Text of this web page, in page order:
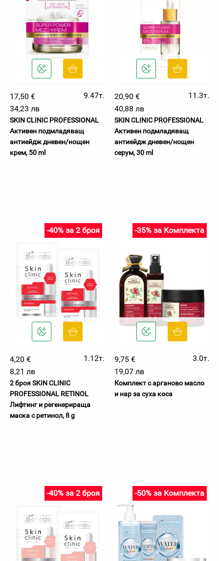
17,50 €
9.47т.
34,23 лв
SKIN CLINIC PROFESSIONAL
Активен подмладяващ
антиейдж дневен/нощен
крем, 50 ml
20,90 €
11.3т.
40,88 лв
SKIN CLINIC PROFESSIONAL
Активен подмладяващ
антиейдж дневен/нощен
серум, 30 ml
-40% за 2 броя
4,20 €
1.12т.
8,21 лв
2 броя SKIN CLINIC
PROFESSIONAL RETINOL
Лифтинг и регенерираща
маска с ретинол, 8 g
-35% за Комплекта
9,75 €
3.0т.
19,07 лв
Комплект с арганово масло
и нар за суха коса
-40% за 2 броя -50% за Комплекта